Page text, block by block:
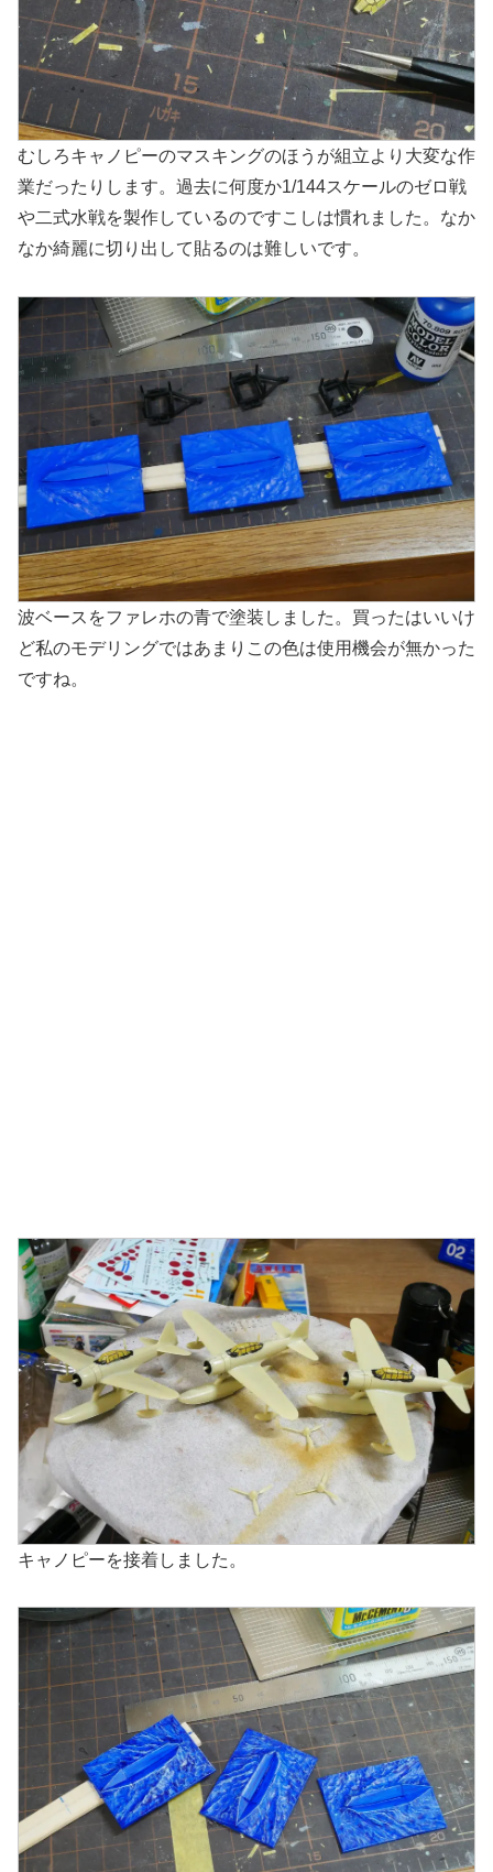
むしろキャノピーのマスキングのほうが組立より大変な作
業だったりします。過去に何度か1/144スケールのゼロ戦
や二式水戦を製作しているのですこしは慣れました。なか
なか綺麗に切り出して貼るのは難しいです。
波ベースをファレホの青で塗装しました。買ったはいいけ
ど私のモデリングではあまりこの色は使用機会が無かった
ですね。
キャノピーを接着しました。